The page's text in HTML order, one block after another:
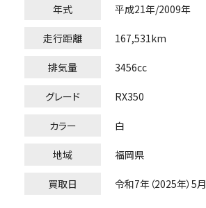
年式 平成21年/2009年
走行距離 167,531km
排気量 3456cc
グレード RX350
カラー 白
地域 福岡県
買取日 令和7年（2025年）5月